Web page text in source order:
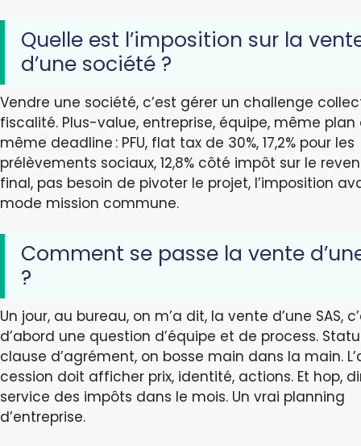
Quelle est l’imposition sur la
d’une société ?
Vendre une société, c’est gérer un challenge
fiscalité. Plus-value, entreprise, équipe, même plan
même deadline : PFU, flat tax de 30%, 17,2% pour les
prélèvements sociaux, 12,8% côté impôt sur le
final, pas besoin de pivoter le projet, l’imposition
mode mission commune.
Comment se passe la vente
?
Un jour, au bureau, on m’a dit, la vente d’une SAS,
d’abord une question d’équipe et de process.
clause d’agrément, on bosse main dans la main.
cession doit afficher prix, identité, actions. Et hop,
service des impôts dans le mois. Un vrai planning
d’entreprise.